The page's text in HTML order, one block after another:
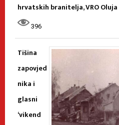
hrvatskih branitelja, VRO
396
Tišina
zapovjed
nika i
glasni
‘vikend